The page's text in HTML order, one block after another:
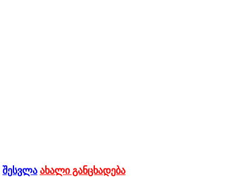
შესვლა ახალი განცხადება